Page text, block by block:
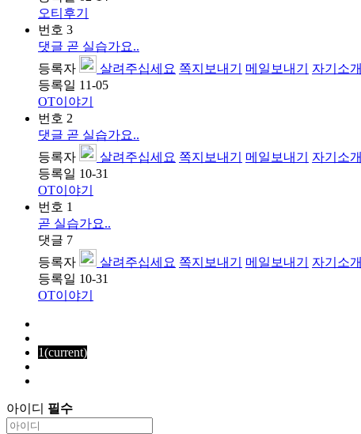
오티후기
번호 3
댓글 곧 실습가요..
등록자
살려주십세요 쪽지보내기 메일보내기 자기소개
등록일 11-05
OT이야기
번호 2
댓글 곧 실습가요..
등록자
살려주십세요 쪽지보내기 메일보내기 자기소개
등록일 10-31
OT이야기
번호 1
곧 실습가요..
댓글 7
등록자
살려주십세요 쪽지보내기 메일보내기 자기소개
등록일 10-31
OT이야기
1(current)
아이디 필수